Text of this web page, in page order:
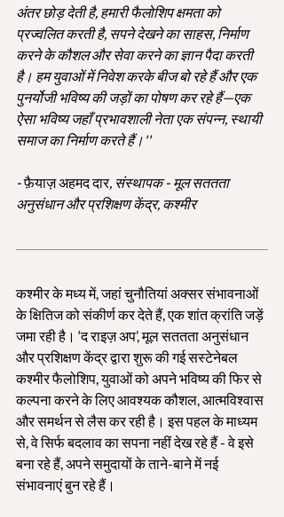
अंतर छोड़ देती है, हमारी फैलोशिप क्षमता को
प्रज्वलित करती है, सपने देखने का साहस, निर्माण
करने के कौशल और सेवा करने का ज्ञान पैदा करती
है। हम युवाओं में निवेश करके बीज बो रहे हैं और एक
पुनर्योजी भविष्य की जड़ों का पोषण कर रहे हैं—एक
ऐसा भविष्य जहाँ प्रभावशाली नेता एक संपन्न, स्थायी
समाज का निर्माण करते हैं।''
- फ़ैयाज़ अहमद दार, संस्थापक - मूल सततता
अनुसंधान और प्रशिक्षण केंद्र, कश्मीर
कश्मीर के मध्य में, जहां चुनौतियां अक्सर संभावनाओं
के क्षितिज को संकीर्ण कर देते हैं, एक शांत क्रांति जड़ें
जमा रही है। ‘द राइज़ अप’, मूल सततता अनुसंधान
और प्रशिक्षण केंद्र द्वारा शुरू की गई सस्टेनेबल
कश्मीर फैलोशिप, युवाओं को अपने भविष्य की फिर से
कल्पना करने के लिए आवश्यक कौशल, आत्मविश्वास
और समर्थन से लैस कर रही है। इस पहल के माध्यम
से, वे सिर्फ बदलाव का सपना नहीं देख रहे हैं - वे इसे
बना रहे हैं, अपने समुदायों के ताने-बाने में नई
संभावनाएं बुन रहे हैं।